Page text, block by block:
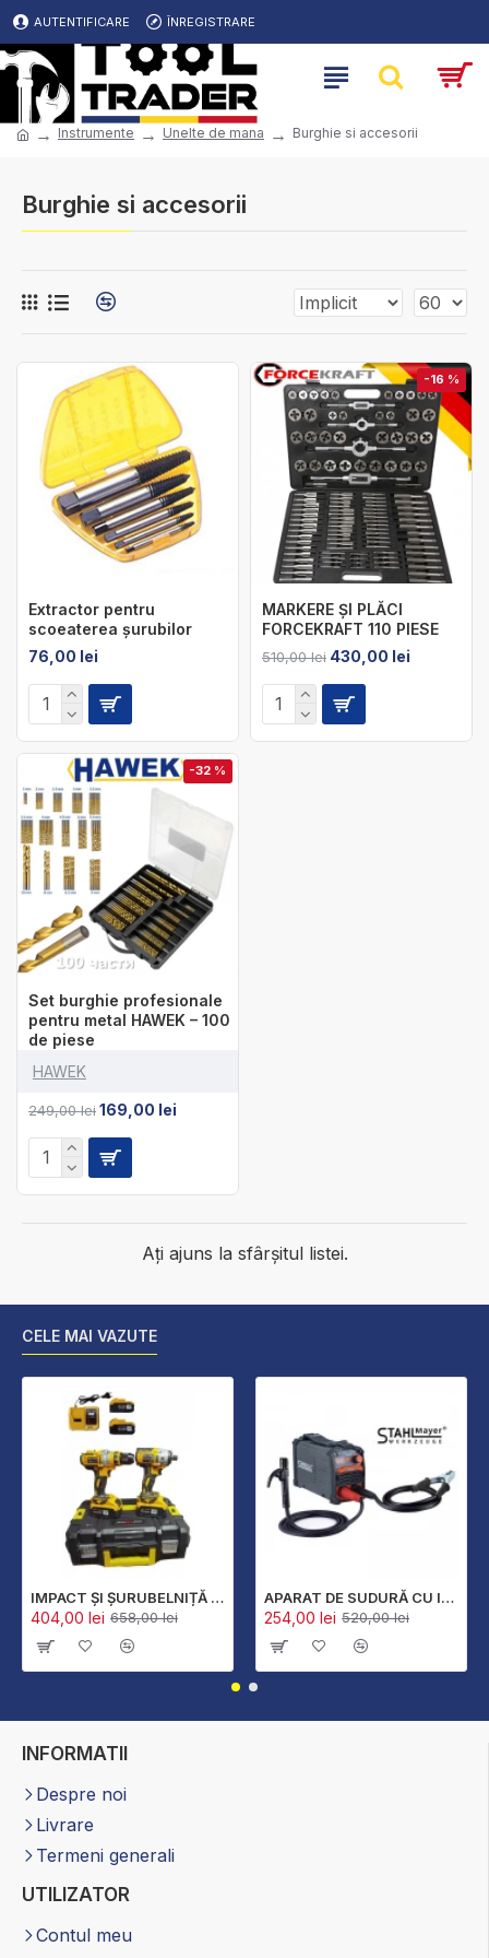
AUTENTIFICARE ÎNREGISTRARE
Instrumente Unelte de mana Burghie si accesorii
Burghie si accesorii
Extractor pentru
scoeaterea șurubilor
76,00 lei
-16 %
MARKERE ȘI PLĂCI
FORCEKRAFT 110 PIESE
510,00 lei 430,00 lei
-32 %
HAWEK
Set burghie profesionale
pentru metal HAWEK – 100
de piese
249,00 lei169,00 lei
Ați ajuns la sfârșitul listei.
CELE MAI VAZUTE
IMPACT ȘI ȘURUBELNIȚĂ FĂRĂ PERII FĂRĂ FIR 36V 8AH ÎN HUSĂ KRAFTROYAL
404,00 lei 658,00 lei
APARAT DE SUDURĂ CU INVERTOR ȘI DISPLAY STAHL MAYER 400A GERMANY
254,00 lei 520,00 lei
INFORMATII
Despre noi
Livrare
Termeni generali
UTILIZATOR
Contul meu